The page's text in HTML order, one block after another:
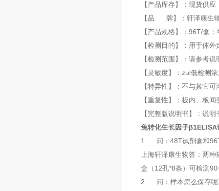
【产品库存】：现货供应
【品 牌】：轩泽康生
【产品规格】：96T/盒
【检测目的】：用于体
【检测范围】：请参考说
【灵敏度】：zui低检测
【特异性】：不与其它
【重复性】：板内、板
【完整版说明书】：说
兔转化生长因子β1ELISA
1. 问：48T试剂盒和
上海轩泽康生物答：两
盒（12孔*8条）可检测
2. 问：样本怎么保存呢